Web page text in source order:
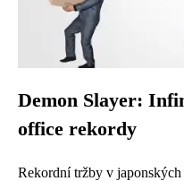
Demon Slayer:
office rekordy
Rekordní tržby v